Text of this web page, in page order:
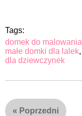
Tags:
domek do malowania
małe domki dla lalek,
dla dziewczynek
« Poprzedni